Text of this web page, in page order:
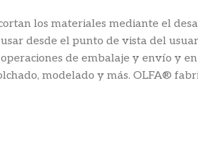
los materiales mediante el
desde el punto de vista del
de embalaje y envío y
modelado y más. OLFA®